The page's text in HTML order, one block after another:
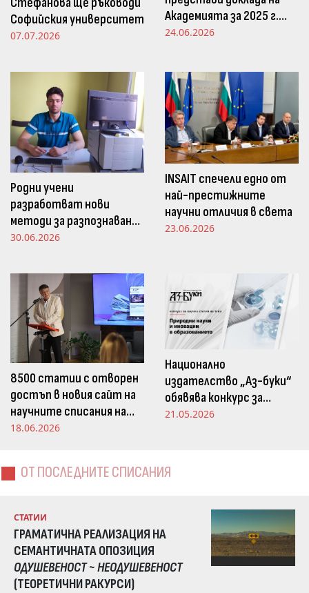
Софийския университет
07.07.2026
Академията за 2025 г.
пред Просветната
24.06.2026
Родни учени
разработват нови
методи за разпознаване
и следене на емоциите
погледа
30.06.2026
INSAIT спечели едно от
най-престижните
научни отличия в света
23.06.2026
8500 статии с отворен
достъп в новия сайт на
научните списания на
Издателство „Аз-буки“
18.06.2026
Национално
издателство „Аз-буки“
обявява конкурс за
научна статия на тема
образованието“
21.05.2026
ОТ ПОСЛЕДНИТЕ СПИСАНИЯ
СТАТИИ
ГРАМАТИЧНА РЕАЛИЗАЦИЯ НА
СЕМАНТИЧНАТА ОПОЗИЦИЯ
ОДУШЕВЕНОСТ ~ НЕОДУШЕВЕНОСТ
(ТЕОРЕТИЧНИ РАКУРСИ)